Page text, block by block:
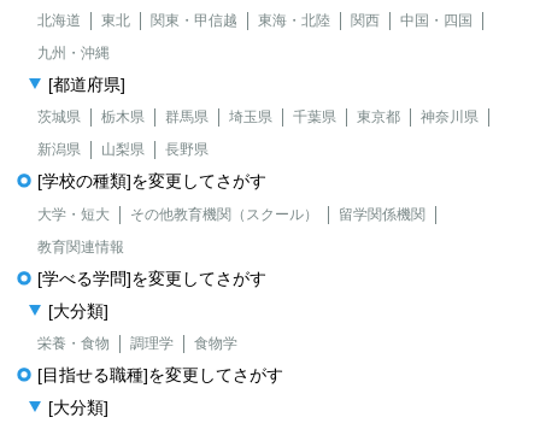
北海道 東北 関東・甲信越 東海・北陸 関西
中国・四国
九州・沖縄
[都道府県]
茨城県 栃木県 群馬県 埼玉県 千葉県 東京都
神奈川県
新潟県
山梨県 長野県
[学校の種類]を変更してさがす
大学・短大 その他教育機関（スクール）
留学関係機関
教育関連情報
[学べる学問]を変更してさがす
[大分類]
栄養・食物 調理学 食物学
[目指せる職種]を変更してさがす
[大分類]